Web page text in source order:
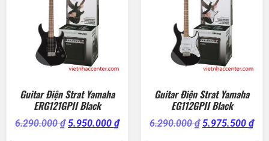
Guitar Điện Strat Yamaha
ERG121GPII Black
6.290.000₫ 5.950.000 ₫
Guitar Điện Strat Yamaha
EG112GPII Black
6.290.000₫ 5.975.500 ₫